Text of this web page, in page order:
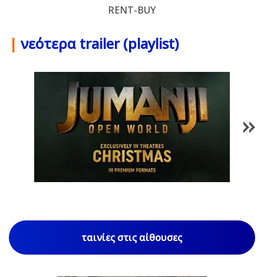
RENT-BUY
| νεότερα trailer (playlist)
1/85
ταινίες στις αίθουσες